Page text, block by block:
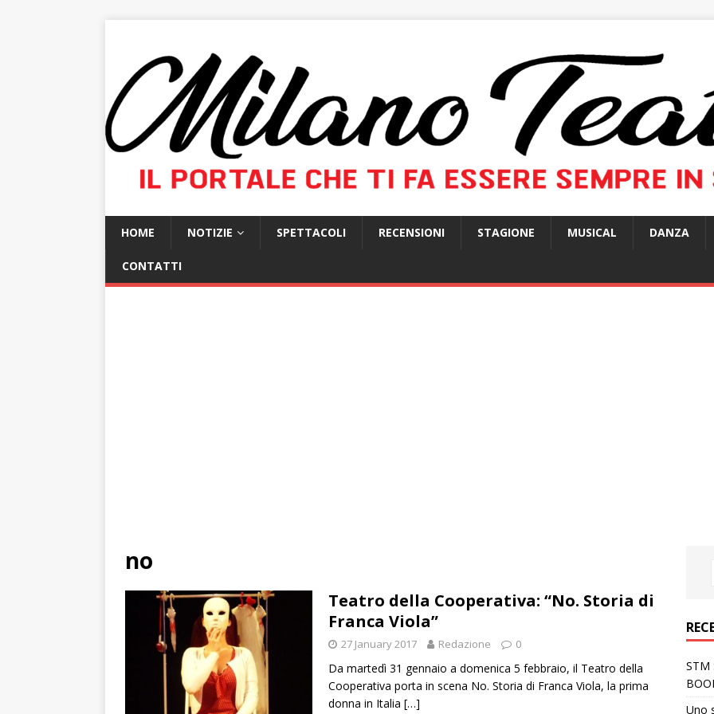
HOME NOTIZIE SPETTACOLI RECENSIONI STAGIONE MUSICAL DANZA
CONTATTI
no
Teatro della Cooperativa: “No. Storia di
Franca Viola”
27 January 2017 Redazione 0
Da martedì 31 gennaio a domenica 5 febbraio, il Teatro della
Cooperativa porta in scena No. Storia di Franca Viola, la prima
donna in Italia […]
STM
Uno